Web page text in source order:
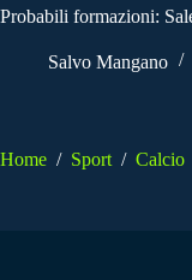
Probabili formazioni:
Salvo Mangano
Home / Sport / Calcio